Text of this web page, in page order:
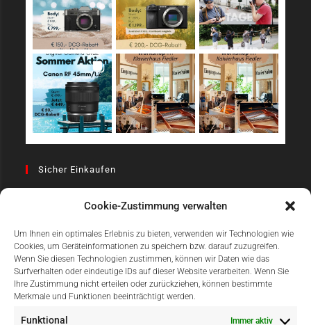
Cookie-Zustimmung verwalten
Um Ihnen ein optimales Erlebnis zu bieten, verwenden wir Technologien wie
Cookies, um Geräteinformationen zu speichern bzw. darauf zuzugreifen.
Wenn Sie diesen Technologien zustimmen, können wir Daten wie das
Surfverhalten oder eindeutige IDs auf dieser Website verarbeiten. Wenn Sie
Ihre Zustimmung nicht erteilen oder zurückziehen, können bestimmte
Merkmale und Funktionen beeinträchtigt werden.
Funktional Immer aktiv
Sicher Einkaufen
Einfach Online Bezahlen